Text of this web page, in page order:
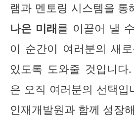
램과 멘토링 시스템을 통
나은 미래를 이끌어 낼
이 순간이 여러분의 새
있도록 도와줄 것입니다.
은 오직 여러분의 선택입
인재개발원과 함께 성장